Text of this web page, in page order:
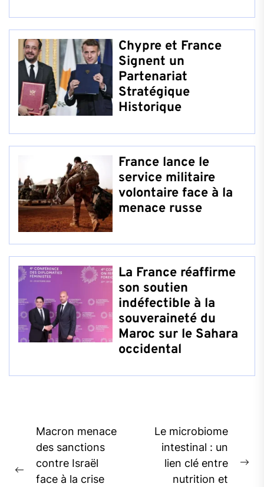
Chypre et France
Signent un
Partenariat
Stratégique
Historique
France lance le
service militaire
volontaire face à la
menace russe
La France réaffirme
son soutien
indéfectible à la
souveraineté du
Maroc sur le Sahara
occidental
Post
navigation
Previous
Macron menace
des sanctions
contre Israël
face à la crise
Le microbiome
intestinal : un
lien clé entre
nutrition et